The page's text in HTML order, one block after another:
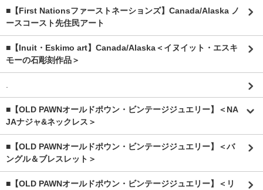
■【First Nationsファーストネーションズ】Canada/Alaska ノ
ースコースト先住民アート
■【Inuit・Eskimo art】Canada/Alaska＜イヌイット・エスキ
モーの石彫刻作品＞
.
■【OLD PAWNオールドポウン・ビンテージジュエリー】＜NA
JAナジャ&ネックレス＞
■【OLD PAWNオールドポウン・ビンテージジュエリー】＜バ
ングル＆ブレスレット＞
■【OLD PAWNオールドポウン・ビンテージジュエリー】＜リ